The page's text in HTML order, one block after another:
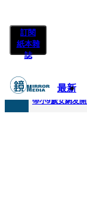
訂閱
紙本雜
誌
最新
快訊